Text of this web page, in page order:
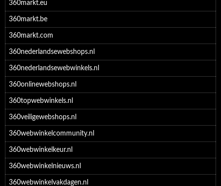
360markt.eu
360markt.be
360markt.com
360nederlandsewebshops.nl
360nederlandsewebwinkels.nl
360onlinewebshops.nl
360topwebwinkels.nl
360veiligewebshops.nl
360webwinkelcommunity.nl
360webwinkelkeur.nl
360webwinkelnieuws.nl
360webwinkelvakdagen.nl